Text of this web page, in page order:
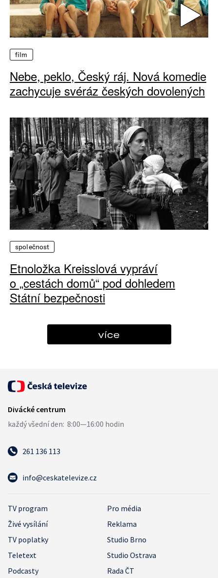
film
Nebe, peklo, Český ráj. Nová komedie
zachycuje svéráz českých dovolených
společnost
Etnoložka Kreisslová vypráví
o „cestách domů“ pod dohledem
Státní bezpečnosti
více
261 136 113
info@ceskatelevize.cz
TV program
Pro média
Živé vysílání
Reklama
TV poplatky
Studio Brno
Teletext
Studio Ostrava
Podcasty
Rada ČT